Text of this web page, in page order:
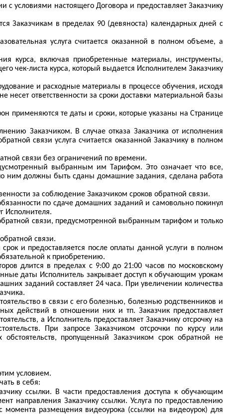
с условиями настоящего Договора и предоставляет Заказчику
Заказчикам в пределах 90 (девяноста) календарных дней с
услуга считается оказанной в полном объеме, а
курса, включая приобретенные материалы, инструменты,
чек-листа курса, который выдается Исполнителем Заказчику
и расходные материалы в процессе обучения, исходя
ответственности за сроки доставки материальной базы
применяются те даты и сроки, которые указаны на Странице
Заказчиком. В случае отказа Заказчика от исполнения
связи услуга считается оказанной Заказчику в полном
связи без ограничений по времени.
выбранным им Тарифом. Это означает что все,
ним должны быть сданы домашние задания, сделана работа
за соблюдение Заказчиком сроков обратной связи.
по сдаче домашних заданий и самовольно покинул
Исполнителя.
связи, предусмотренной выбранным тарифом и только
связи.
и предоставляется после оплаты данной услуги в полном
к приобретению.
длится в пределах с 9:00 до 21:00 часов по московскому
даты Исполнитель закрывает доступ к обучающим урокам
заданий составляет 24 часа. При увеличении количества
в связи с его болезнью, болезнью родственников и
действий в отношении них и тп. Заказчик предоставляет
а Исполнитель предоставляет Заказчику отсрочку на
При запросе Заказчиком отсрочки по курсу или
пропущенный Заказчиком срок обратной не
условием.
в себя:
ссылки. В части предоставления доступа к обучающим
направления Заказчику ссылки. Услуга по предоставлению
момента размещения видеоурока (ссылки на видеоурок) для